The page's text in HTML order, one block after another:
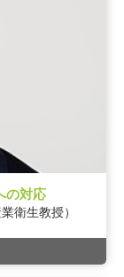
の対応
衛生教授）